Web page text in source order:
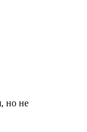
но не